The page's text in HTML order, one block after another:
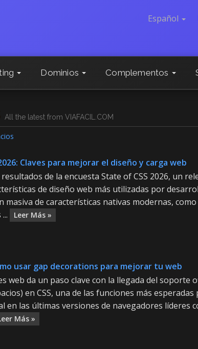
Español
Dominios Complementos
All the latest from VIAFACIL.COM
Claves para mejorar el diseño y carga web
de la encuesta State of CSS 2026, un
de diseño web más utilizadas por
masiva de características nativas modernas,
Leer Más »
usar gap decorations para mejorar tu web
web da un paso clave con la llegada del soporte
en CSS, una de las funciones más
en las últimas versiones de navegadores líderes
Más »